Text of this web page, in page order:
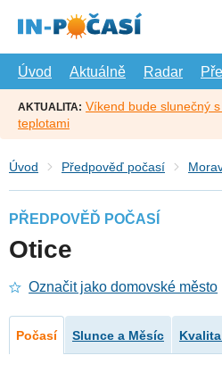
hlavní
Úvod
Aktuálně Radar
AKTUALITA: Víkend bude slunečný
teplotami
Úvod Předpověď počasí
PŘEDPOVĚĎ POČASÍ
Otice
Označit jako domovské město
Počasí Slunce a Měsíc